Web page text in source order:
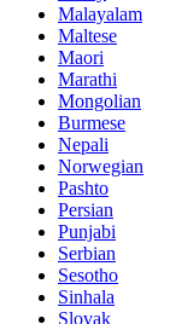
Malayalam
Maltese
Maori
Marathi
Mongolian
Burmese
Nepali
Norwegian
Pashto
Persian
Punjabi
Serbian
Sesotho
Sinhala
Slovak